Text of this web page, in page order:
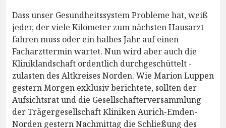
Dass unser Gesundheitssystem Probleme hat, weiß
jeder, der viele Kilometer zum nächsten Hausarzt
fahren muss oder ein halbes Jahr auf einen
Facharzttermin wartet. Nun wird aber auch die
Kliniklandschaft ordentlich durchgeschüttelt -
zulasten des Altkreises Norden. Wie Marion Luppen
gestern Morgen exklusiv berichtete, sollten der
Aufsichtsrat und die Gesellschafterversammlung
der Trägergesellschaft Kliniken Aurich-Emden-
Norden gestern Nachmittag die Schließung des